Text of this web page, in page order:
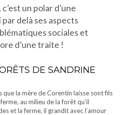
un polar d’une
delà ses aspects
sociales et
d’une traite !
DE SANDRINE
que la mère de Corentin laisse sont fils
au milieu de la forêt qu’il
et la ferme, il grandit avec l’amour